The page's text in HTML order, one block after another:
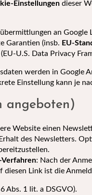
Einstellungen dieser
an
Garantien (insb. EU-
U.S. Data Privacy
werden in Google
Einstellung kann je
angeboten)
Website einen
des Newsletters.
: Nach der
Link ist die
Abs. 1 lit. a DSGVO).